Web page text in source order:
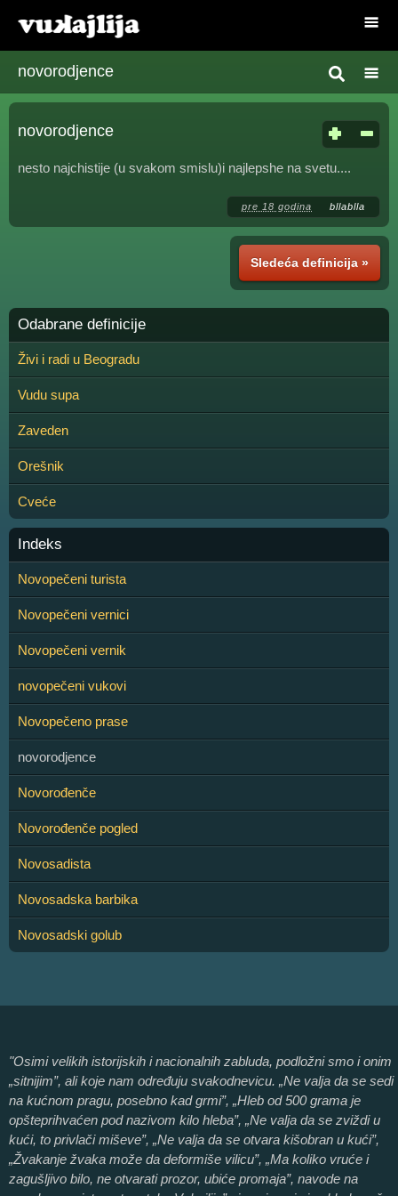
novorodjence
novorodjence
nesto najchistije (u svakom smislu)i najlepshe na svetu....
pre 18 godina bllablla
Sledeća definicija »
Odabrane definicije
Živi i radi u Beogradu
Vudu supa
Zaveden
Orešnik
Cveće
Indeks
Novopečeni turista
Novopečeni vernici
Novopečeni vernik
novopečeni vukovi
Novopečeno prase
novorodjence
Novorođenče
Novorođenče pogled
Novosadista
Novosadska barbika
Novosadski golub
"Osimi velikih istorijskih i nacionalnih zabluda, podložni smo i onim
„sitnijim”, ali koje nam određuju svakodnevicu. „Ne valja da se sedi
na kućnom pragu, posebno kad grmi”, „Hleb od 500 grama je
opšteprihvaćen pod nazivom kilo hleba”, „Ne valja da se zviždi u
kući, to privlači miševe”, „Ne valja da se otvara kišobran u kući”,
„Žvakanje žvaka može da deformiše vilicu”, „Ma koliko vruće i
zagušljivo bilo, ne otvarati prozor, ubiće promaja”, navode na